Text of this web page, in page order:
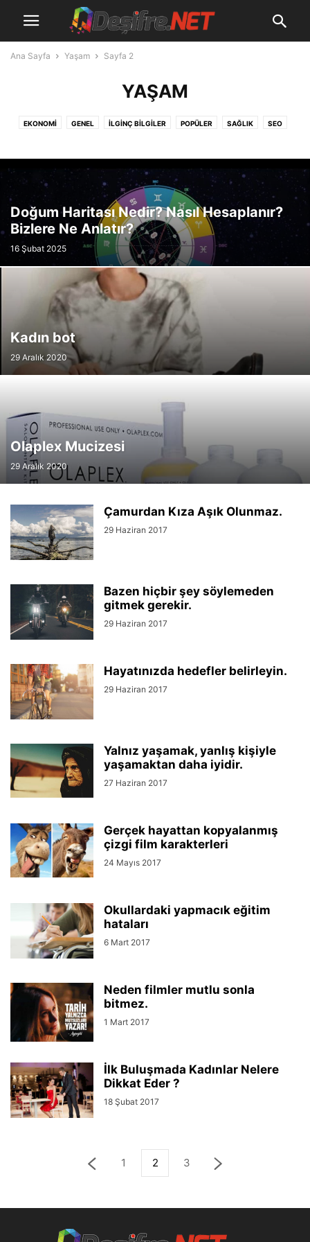
Ana Sayfa Yaşam Sayfa 2
YAŞAM
EKONOMI GENEL İLGINÇ BILGILER POPÜLER SAĞLIK SEO
Doğum Haritası Nedir? Nasıl Hesaplanır?
Bizlere Ne Anlatır?
16 Şubat 2025
Kadın bot
29 Aralık 2020
Olaplex Mucizesi
29 Aralık 2020
Çamurdan Kıza Aşık Olunmaz.
29 Haziran 2017
Bazen hiçbir şey söylemeden
gitmek gerekir.
29 Haziran 2017
Hayatınızda hedefler belirleyin.
29 Haziran 2017
Yalnız yaşamak, yanlış kişiyle
yaşamaktan daha iyidir.
27 Haziran 2017
Gerçek hayattan kopyalanmış
çizgi film karakterleri
24 Mayıs 2017
Okullardaki yapmacık eğitim
hataları
6 Mart 2017
Neden filmler mutlu sonla
bitmez.
1 Mart 2017
İlk Buluşmada Kadınlar Nelere
Dikkat Eder ?
18 Şubat 2017
1 2 3